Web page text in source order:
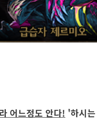
어느정도 안다! '하시